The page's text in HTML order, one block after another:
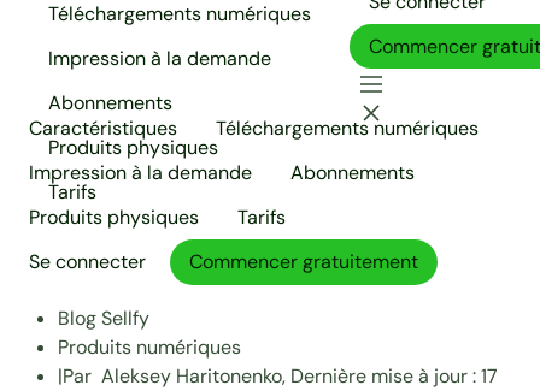
Téléchargements numériques
Impression à la demande
Abonnements
Produits physiques
Tarifs
Commencer
Caractéristiques
Téléchargements numériques
Impression à la demande
Abonnements
Produits physiques
Tarifs
Se connecter
Commencer gratuitement
Blog Sellfy
Produits numériques
|Par Aleksey Haritonenko, Dernière mise à jour :17